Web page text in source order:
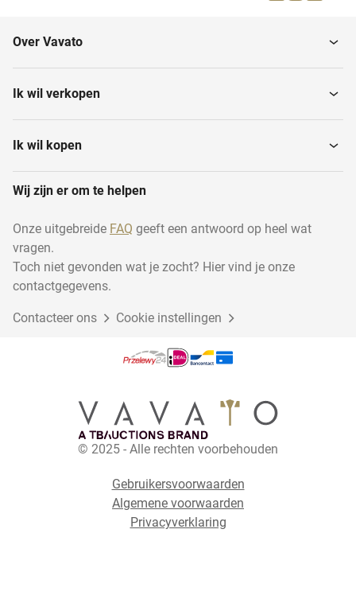
Over Vavato
Ik wil verkopen
Ik wil kopen
Wij zijn er om te helpen
Onze uitgebreide FAQ geeft een antwoord op heel wat
vragen.
Toch niet gevonden wat je zocht? Hier vind je onze
contactgegevens.
Contacteer ons Cookie instellingen
© 2025 - Alle rechten voorbehouden
Gebruikersvoorwaarden
Algemene voorwaarden
Privacyverklaring